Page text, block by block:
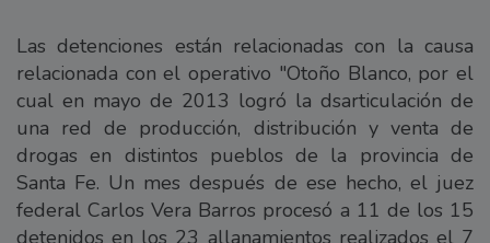
Las detenciones están relacionadas con la causa
relacionada con el operativo "Otoño Blanco, por el
cual en mayo de 2013 logró la dsarticulación de
una red de producción, distribución y venta de
drogas en distintos pueblos de la provincia de
Santa Fe. Un mes después de ese hecho, el juez
federal Carlos Vera Barros procesó a 11 de los 15
detenidos en los 23 allanamientos realizados el 7